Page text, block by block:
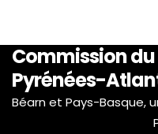
Commission du
Pyrénées-
Béarn et Pays-Basque,